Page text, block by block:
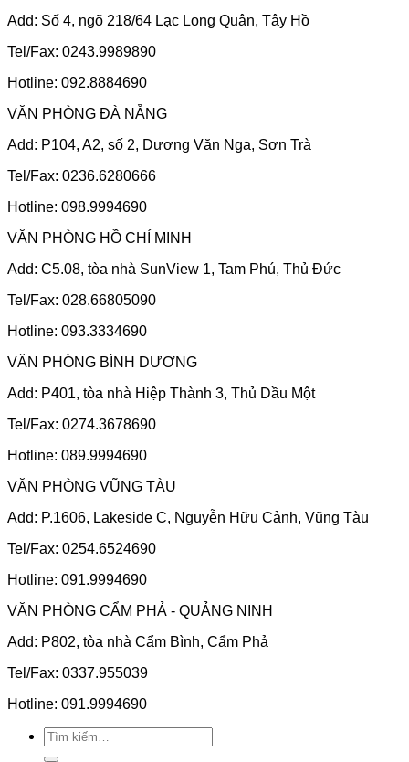
Add: Số 4, ngõ 218/64 Lạc Long Quân, Tây Hồ
Tel/Fax: 0243.9989890
Hotline: 092.8884690
VĂN PHÒNG ĐÀ NẴNG
Add: P104, A2, số 2, Dương Văn Nga, Sơn Trà
Tel/Fax: 0236.6280666
Hotline: 098.9994690
VĂN PHÒNG HỒ CHÍ MINH
Add: C5.08, tòa nhà SunView 1, Tam Phú, Thủ Đức
Tel/Fax: 028.66805090
Hotline: 093.3334690
VĂN PHÒNG BÌNH DƯƠNG
Add: P401, tòa nhà Hiệp Thành 3, Thủ Dầu Một
Tel/Fax: 0274.3678690
Hotline: 089.9994690
VĂN PHÒNG VŨNG TÀU
Add: P.1606, Lakeside C, Nguyễn Hữu Cảnh, Vũng Tàu
Tel/Fax: 0254.6524690
Hotline: 091.9994690
VĂN PHÒNG CẨM PHẢ - QUẢNG NINH
Add: P802, tòa nhà Cẩm Bình, Cẩm Phả
Tel/Fax: 0337.955039
Hotline: 091.9994690
Tìm
kiếm: